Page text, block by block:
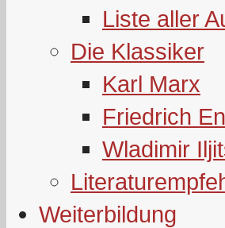
Liste aller
Die Klassiker
Karl Marx
Friedrich
Wladimir
Weiterbildung